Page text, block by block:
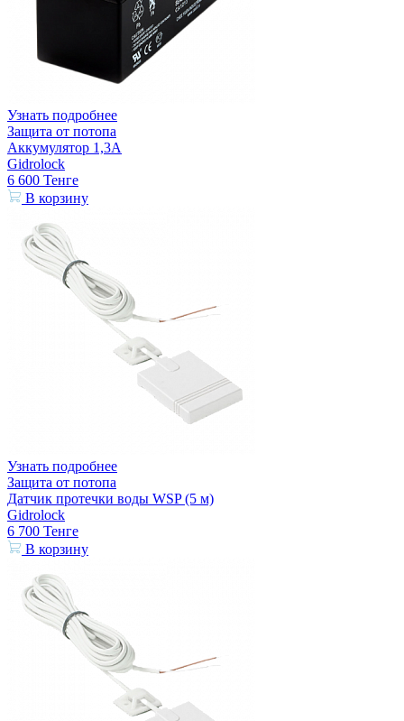
Узнать подробнее
Защита от потопа
Аккумулятор 1,3А
Gidrolock
6 600 Тенге
В корзину
Узнать подробнее
Защита от потопа
Датчик протечки воды WSP (5 м)
Gidrolock
6 700 Тенге
В корзину